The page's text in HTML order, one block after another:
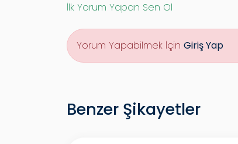
İlk Yorum Yapan Sen Ol
Yorum Yapabilmek İçin Giriş Yap
Benzer Şikayetler